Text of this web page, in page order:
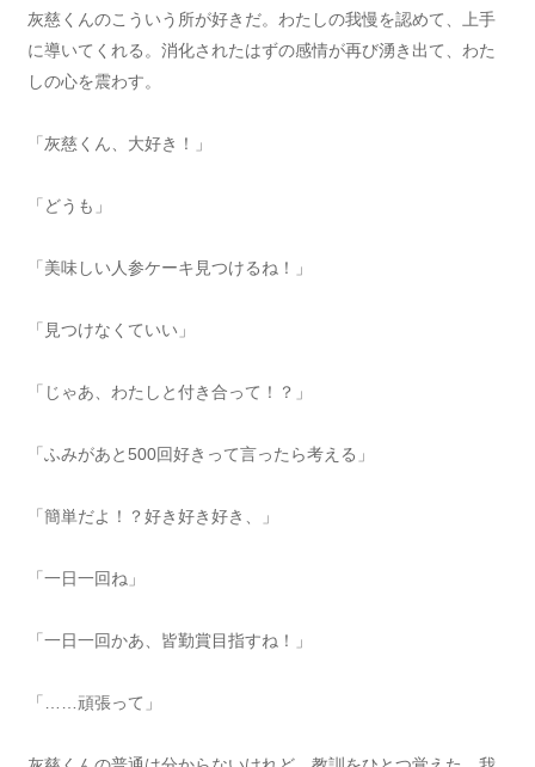
灰慈くんのこういう所が好きだ。わたしの我慢を認めて、上手
に導いてくれる。消化されたはずの感情が再び湧き出て、わた
しの心を震わす。
「灰慈くん、大好き！」
「どうも」
「美味しい人参ケーキ見つけるね！」
「見つけなくていい」
「じゃあ、わたしと付き合って！？」
「ふみがあと500回好きって言ったら考える」
「簡単だよ！？好き好き好き、」
「一日一回ね」
「一日一回かあ、皆勤賞目指すね！」
「……頑張って」